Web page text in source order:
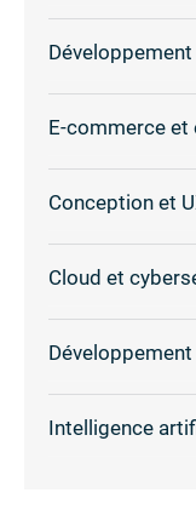
E-commerce et
Conception et
Cloud et
Intelligence